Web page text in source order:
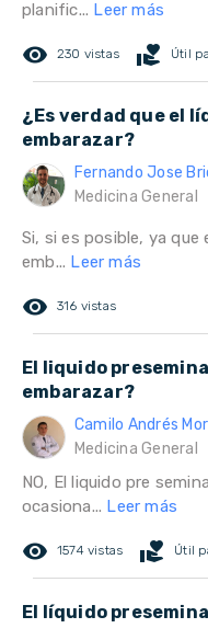
planific... Leer más
remove_red_eye 230 vistas volunteer_activism Útil
¿Es verdad que el
embarazar?
Fernando Jose
Medicina General
Si, si es posible, ya
emb... Leer más
remove_red_eye 316 vistas
El liquido
embarazar?
Camilo Andrés
Medicina General
NO, El liquido pre
ocasiona... Leer más
remove_red_eye 1574 vistas volunteer_activism Útil
El líquido